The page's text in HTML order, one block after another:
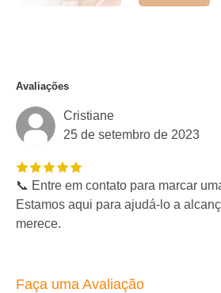
Avaliações
Cristiane
25 de setembro de 2023
📞 Entre em contato para marcar
Estamos aqui para ajudá-lo a
merece.
Faça uma Avaliação